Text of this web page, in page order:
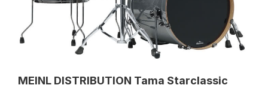
MEINL DISTRIBUTION Tama Starclassic